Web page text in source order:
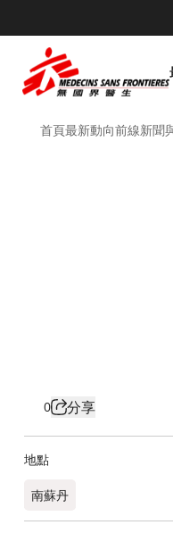
首頁最新動向前線新聞
0 分享
地點
南蘇丹